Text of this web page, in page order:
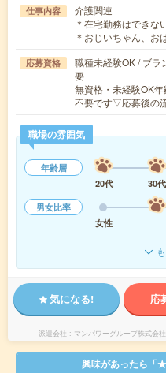
仕事内容
介護関連
＊在宅勤務はできな
＊おじいちゃん、
応募資格
職種未経験OK / ブラ
要
無資格・未経験OK
不要です▽応募後の
職場の雰囲気
年齢層
20代
30代
男女比率
女性
気になる! 応
派遣会社 マンパワーグループ株式会
興味があったら「